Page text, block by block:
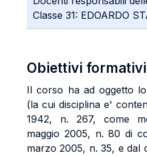
Classe 31: EDOARDO
Obiettivi
Il corso ha ad oggetto
(la cui disciplina e'
1942, n. 267, come
maggio 2005, n. 80 di
marzo 2005, n. 35, e dal